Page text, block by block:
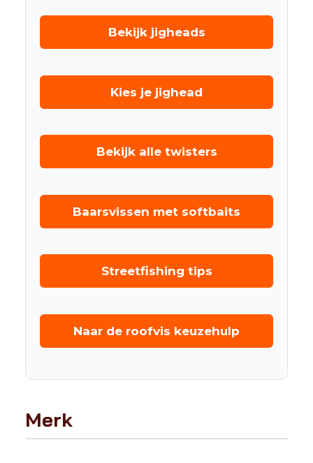
Bekijk jigheads
Kies je jighead
Bekijk alle twisters
Baarsvissen met softbaits
Streetfishing tips
Naar de roofvis keuzehulp
Merk